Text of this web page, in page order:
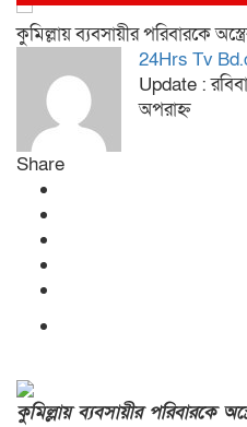
কুমিল্লায় ব্যবসায়ীর পরিবারকে
24Hrs Tv
Update :
অপরাহ্ন
Share
কুমিল্লায় ব্যবসায়ীর পরিবারকে